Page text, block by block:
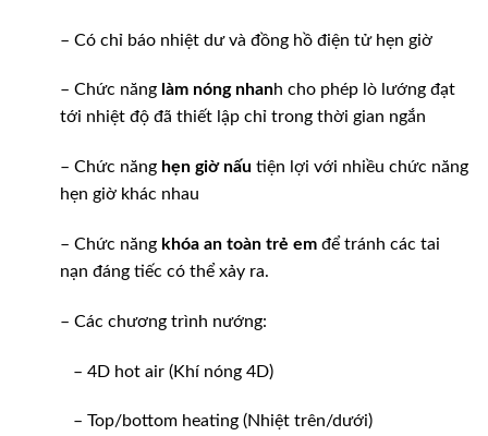
– Có chỉ báo nhiệt dư và đồng hồ điện tử hẹn giờ
– Chức năng làm nóng nhanh cho phép lò lướng đạt
tới nhiệt độ đã thiết lập chỉ trong thời gian ngắn
– Chức năng hẹn giờ nấu tiện lợi với nhiều chức năng
hẹn giờ khác nhau
– Chức năng khóa an toàn trẻ em để tránh các tai
nạn đáng tiếc có thể xảy ra.
– Các chương trình nướng:
– 4D hot air (Khí nóng 4D)
– Top/bottom heating (Nhiệt trên/dưới)